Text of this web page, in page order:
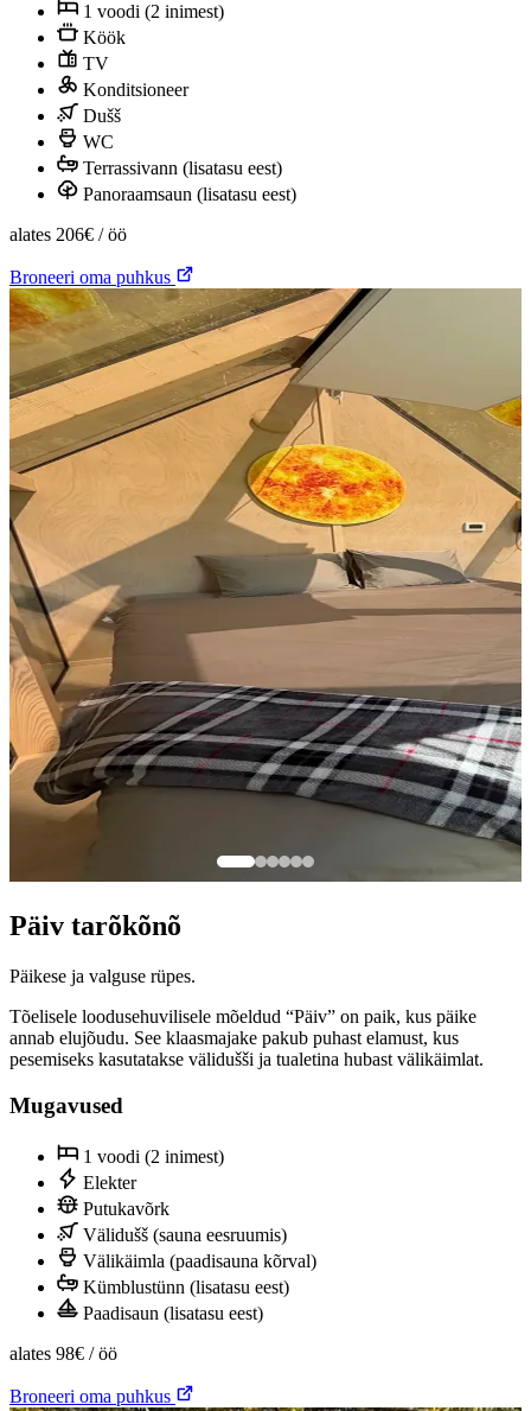
1 voodi (2 inimest)
Köök
TV
Konditsioneer
Dušš
WC
Terrassivann (lisatasu eest)
Panoraamsaun (lisatasu eest)
alates 206€ / öö
Broneeri oma puhkus
Päiv tarõkõnõ
Päikese ja valguse rüpes.
Tõelisele loodusehuvilisele mõeldud “Päiv” on paik, kus päike
annab elujõudu. See klaasmajake pakub puhast elamust, kus
pesemiseks kasutatakse välidušši ja tualetina hubast välikäimlat.
Mugavused
1 voodi (2 inimest)
Elekter
Putukavõrk
Välidušš (sauna eesruumis)
Välikäimla (paadisauna kõrval)
Kümblustünn (lisatasu eest)
Paadisaun (lisatasu eest)
alates 98€ / öö
Broneeri oma puhkus